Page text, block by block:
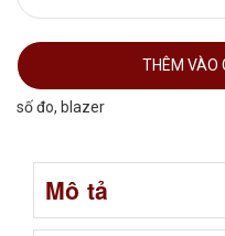
THÊM VÀO
số đo, blazer
Mô tả